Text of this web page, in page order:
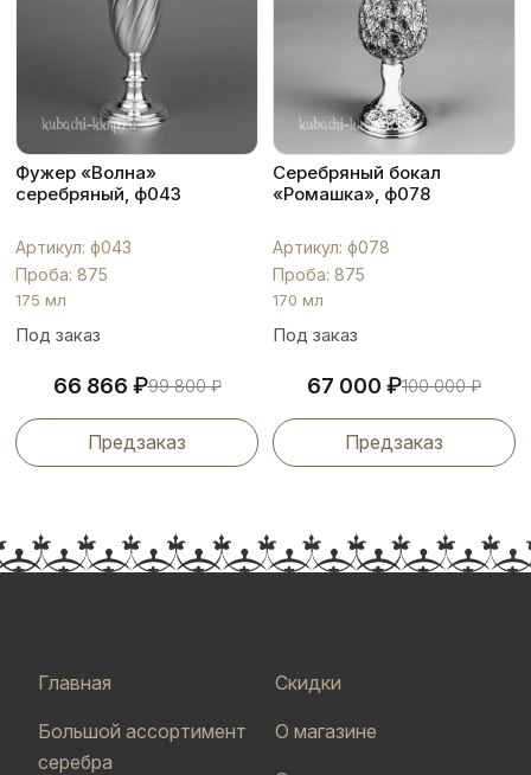
Фужер «Волна»
серебряный, ф043
Артикул: ф043
Проба: 875
175 мл
Под заказ
66 866 ₽99 800₽
Предзаказ
Серебряный бокал
«Ромашка», ф078
Артикул: ф078
Проба: 875
170 мл
Под заказ
67 000 ₽100 000₽
Предзаказ
Главная
Большой ассортимент
серебра
Скидки
О магазине